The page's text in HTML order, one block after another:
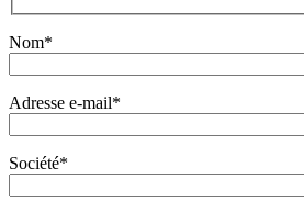
Nom*
Adresse e-mail*
Société*